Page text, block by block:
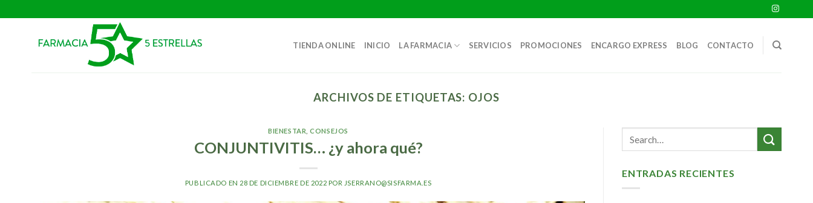
to
TIENDA ONLINE INICIO LA FARMACIA SERVICIOS PROMOCIONES ENCARGO EXPRESS BLOG CONTACTO
ARCHIVOS DE ETIQUETAS: OJOS
BIENESTAR ,CONSEJOS
CONJUNTIVITIS… ¿y ahora qué?
PUBLICADO EN 28 DE DICIEMBRE DE 2022 POR JSERRANO@SISFARMA.ES
ENTRADAS RECIENTES